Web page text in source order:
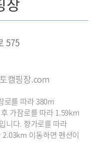
575
캠핑장.com
로를 따라 380m
가잠로를 따라 1.59km
니다. 향가로를 따라
이동하면 펜션이